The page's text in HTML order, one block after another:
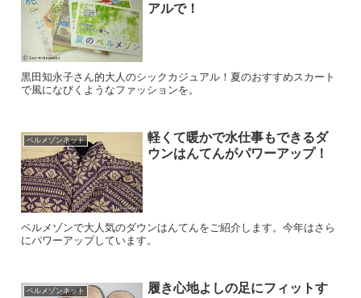
アルで！
黒田知永子さん的大人のシックカジュアル！夏のおすすめスカート
で風になびくようなファッションを。
ベルメゾンネット
軽くて暖かで水仕事もできるダ
ウンはんてんがパワーアップ！
ベルメゾンで大人気のダウンはんてんをご紹介します。今年はさら
にパワーアップしています。
ベルメゾンネット
履き心地よしの足にフィットす